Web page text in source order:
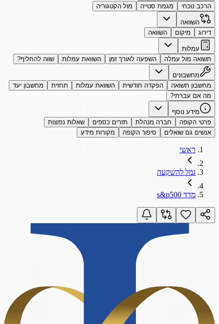
הרכב נוכחי
מגמת סטייה מול הקטגוריה
השוואה
דירוג
מיקום השוואה
עמלות
תשואה מול עמלה
השפעה לאורך זמן השוואת עמלות שווה להחליף?
מחשבונים
מחשבון תשואה
הפקדה חודשית השוואת עמלות תחזית
מחשבון יעד
מה אם עברתי?
מידע נוסף
פרטי הקופה
חברה מנהלת תזרים כספים
שאלות נפוצות
אנשים גם שואלים
סיפור הקופה מקורות מידע
ראשי
גמל להשקעה
מדד s&p500